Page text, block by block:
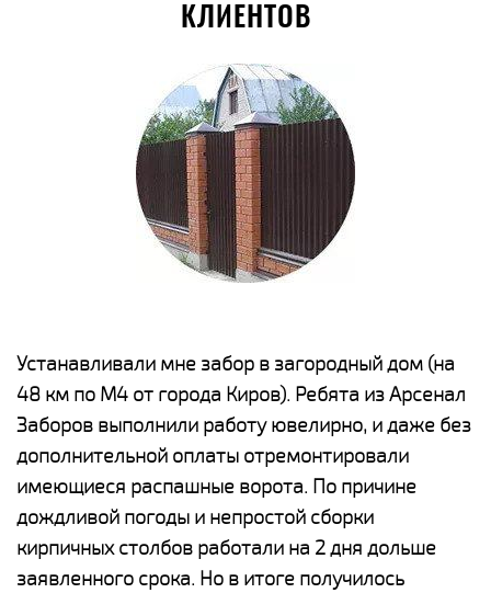
КЛИЕНТОВ
Устанавливали мне забор в загородный дом (на
48 км по М4 от города Киров). Ребята из Арсенал
Заборов выполнили работу ювелирно, и даже без
дополнительной оплаты отремонтировали
имеющиеся распашные ворота. По причине
дождливой погоды и непростой сборки
кирпичных столбов работали на 2 дня дольше
заявленного срока. Но в итоге получилось